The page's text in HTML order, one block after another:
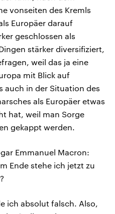
vonseiten des Kremls
Europäer darauf
geschlossen als
stärker diversifiziert,
weil das ja eine
mit Blick auf
auch in der Situation des
als Europäer etwas
hat, weil man Sorge
gekappt werden.
Emmanuel Macron:
Ende stehe ich jetzt zu
ich absolut falsch. Also,